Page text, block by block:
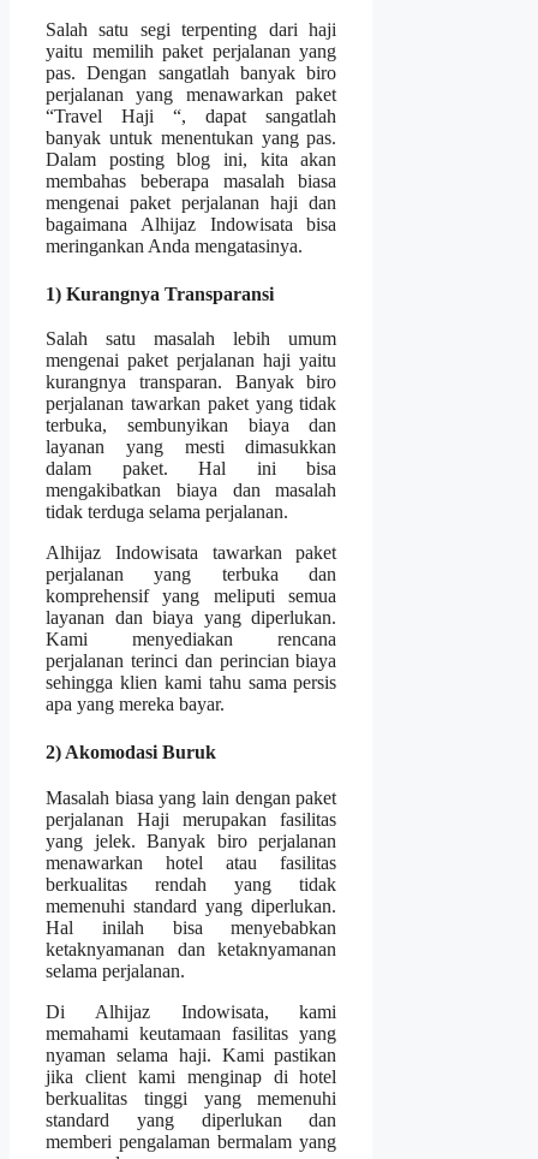
Salah satu segi terpenting dari haji
yaitu memilih paket perjalanan yang
pas. Dengan sangatlah banyak biro
perjalanan yang menawarkan paket
“Travel Haji “, dapat sangatlah
banyak untuk menentukan yang pas.
Dalam posting blog ini, kita akan
membahas beberapa masalah biasa
mengenai paket perjalanan haji dan
bagaimana Alhijaz Indowisata bisa
meringankan Anda mengatasinya.
1) Kurangnya Transparansi
Salah satu masalah lebih umum
mengenai paket perjalanan haji yaitu
kurangnya transparan. Banyak biro
perjalanan tawarkan paket yang tidak
terbuka, sembunyikan biaya dan
layanan yang mesti dimasukkan
dalam paket. Hal ini bisa
mengakibatkan biaya dan masalah
tidak terduga selama perjalanan.
Alhijaz Indowisata tawarkan paket
perjalanan yang terbuka dan
komprehensif yang meliputi semua
layanan dan biaya yang diperlukan.
Kami menyediakan rencana
perjalanan terinci dan perincian biaya
sehingga klien kami tahu sama persis
apa yang mereka bayar.
2) Akomodasi Buruk
Masalah biasa yang lain dengan paket
perjalanan Haji merupakan fasilitas
yang jelek. Banyak biro perjalanan
menawarkan hotel atau fasilitas
berkualitas rendah yang tidak
memenuhi standard yang diperlukan.
Hal inilah bisa menyebabkan
ketaknyamanan dan ketaknyamanan
selama perjalanan.
Di Alhijaz Indowisata, kami
memahami keutamaan fasilitas yang
nyaman selama haji. Kami pastikan
jika client kami menginap di hotel
berkualitas tinggi yang memenuhi
standard yang diperlukan dan
memberi pengalaman bermalam yang